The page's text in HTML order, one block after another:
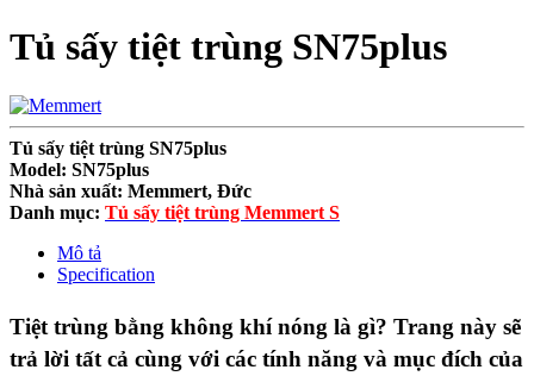
Tủ sấy tiệt trùng SN75plus
Tủ sấy tiệt trùng SN75plus
Model: SN75plus
Nhà sản xuất: Memmert, Đức
Danh mục: Tủ sấy tiệt trùng Memmert S
Mô tả
Specification
Tiệt trùng bằng không khí nóng là gì? Trang này sẽ
trả lời tất cả cùng với các tính năng và mục đích của